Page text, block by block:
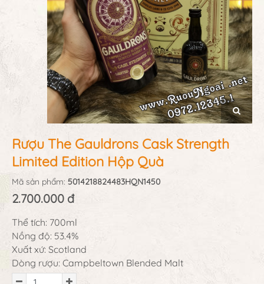
Rượu The Gauldrons Cask Strength
Limited Edition Hộp Quà
Mã sản phẩm: 5014218824483HQN1450
2.700.000 đ
Thể tích: 700ml
Nồng độ: 53.4%
Xuất xứ: Scotland
Dòng rượu: Campbeltown Blended Malt